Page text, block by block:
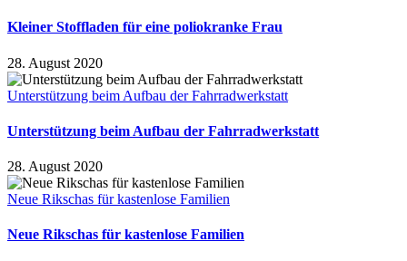
Kleiner Stoffladen für eine poliokranke Frau
28. August 2020
Unterstützung beim Aufbau der Fahrradwerkstatt
Unterstützung beim Aufbau der Fahrradwerkstatt
28. August 2020
Neue Rikschas für kastenlose Familien
Neue Rikschas für kastenlose Familien